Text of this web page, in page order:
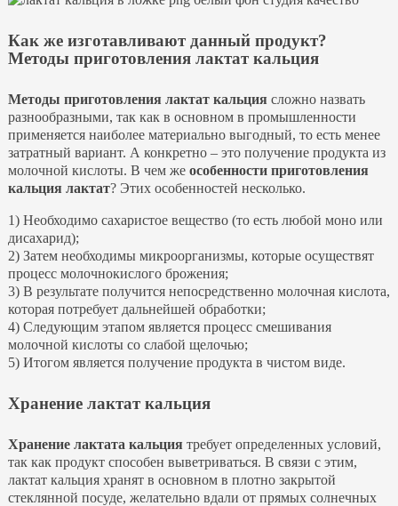
Как же изготавливают данный продукт?
Методы приготовления лактат кальция
Методы приготовления лактат кальция сложно назвать
разнообразными, так как в основном в промышленности
применяется наиболее материально выгодный, то есть менее
затратный вариант. А конкретно – это получение продукта из
молочной кислоты. В чем же особенности приготовления
кальция лактат? Этих особенностей несколько.
1) Необходимо сахаристое вещество (то есть любой моно или
дисахарид);
2) Затем необходимы микроорганизмы, которые осуществят
процесс молочнокислого брожения;
3) В результате получится непосредственно молочная кислота,
которая потребует дальнейшей обработки;
4) Следующим этапом является процесс смешивания
молочной кислоты со слабой щелочью;
5) Итогом является получение продукта в чистом виде.
Хранение лактат кальция
Хранение лактата кальция требует определенных условий,
так как продукт способен выветриваться. В связи с этим,
лактат кальция хранят в основном в плотно закрытой
стеклянной посуде, желательно вдали от прямых солнечных